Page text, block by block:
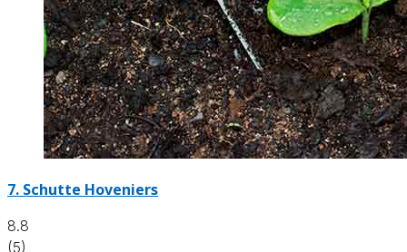
7. Schutte Hoveniers
8.8
(5)